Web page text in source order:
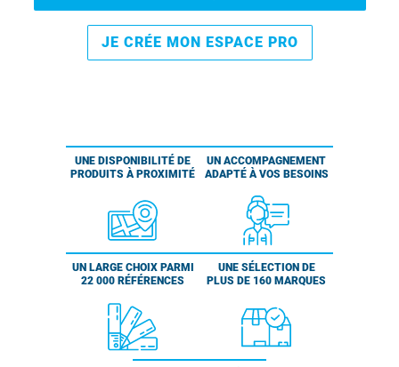
JE CRÉE MON ESPACE PRO
UNE DISPONIBILITÉ DE
PRODUITS À PROXIMITÉ
UN ACCOMPAGNEMENT
ADAPTÉ À VOS BESOINS
UN LARGE CHOIX PARMI
22 000 RÉFÉRENCES
UNE SÉLECTION DE
PLUS DE 160 MARQUES